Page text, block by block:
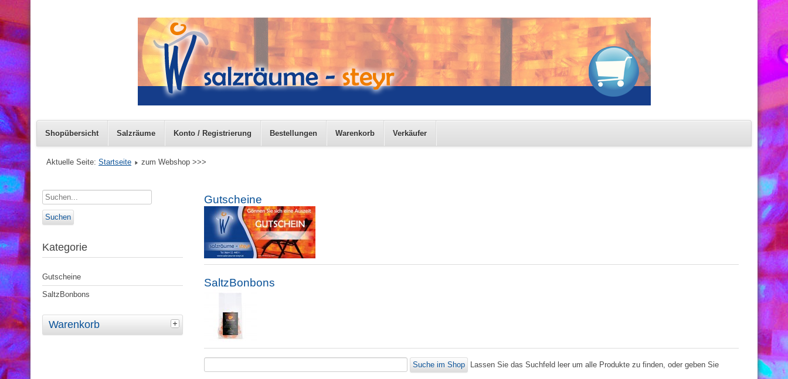
Shopübersicht Salzräume Konto / Registrierung Bestellungen Warenkorb Verkäufer
Aktuelle Seite: Startseite zum Webshop >>>
Kategorie
Gutscheine
SaltzBonbons
Warenkorb
Gutscheine
SaltzBonbons
Lassen Sie das Suchfeld leer um alle Produkte zu finden, oder geben Sie